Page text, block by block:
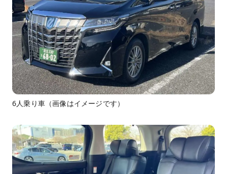
6人乗り車（画像はイメージです）